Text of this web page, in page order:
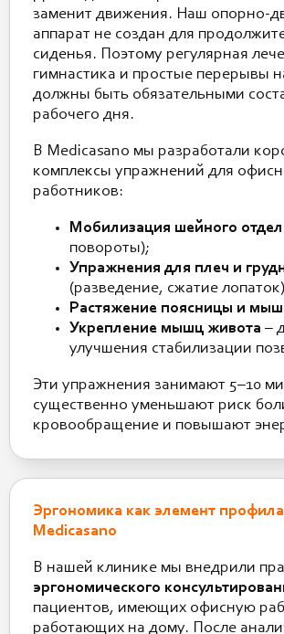
заменит движения. Наш опорно-
аппарат не создан для
сиденья. Поэтому регулярная
гимнастика и простые перерывы
должны быть обязательными
рабочего дня.
В Medicasano мы разработали
комплексы упражнений для
работников:
Мобилизация шейного
повороты);
Упражнения для плеч и
(разведение, сжатие
Растяжение поясницы и
Укрепление мышц живота –
улучшения стабилизации
Эти упражнения занимают 5–10
существенно уменьшают риск
кровообращение и повышают
Эргономика как элемент
Medicasano
В нашей клинике мы внедрили
эргономического
пациентов, имеющих офисную
работающих на дому. После